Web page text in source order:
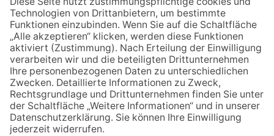
Email schreiben
Uns unterstützen / Spenden
Alle Termine
Übersichtskarte
Veranstaltung anmelden